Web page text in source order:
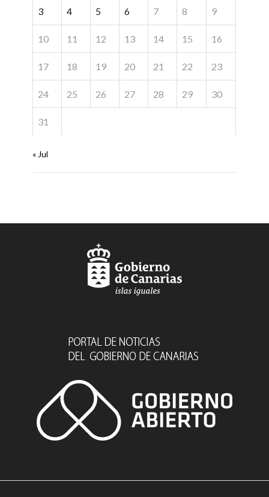
3 4 5 6 7 8 9
10 11 12 13 14 15 16
17 18 19 20 21 22 23
24 25 26 27 28 29 30
31
« Jul